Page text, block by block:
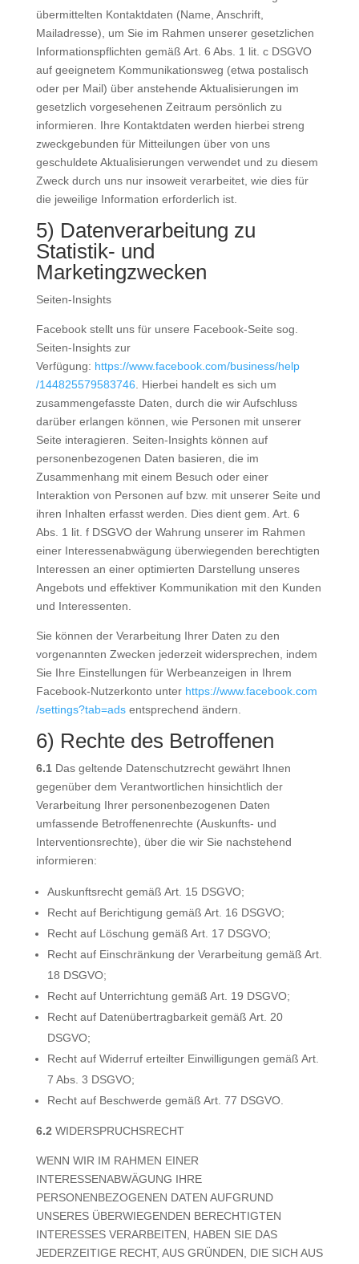
übermittelten Kontaktdaten (Name, Anschrift,
Mailadresse), um Sie im Rahmen unserer gesetzlichen
Informationspflichten gemäß Art. 6 Abs. 1 lit. c DSGVO
auf geeignetem Kommunikationsweg (etwa postalisch
oder per Mail) über anstehende Aktualisierungen im
gesetzlich vorgesehenen Zeitraum persönlich zu
informieren. Ihre Kontaktdaten werden hierbei streng
zweckgebunden für Mitteilungen über von uns
geschuldete Aktualisierungen verwendet und zu diesem
Zweck durch uns nur insoweit verarbeitet, wie dies für
die jeweilige Information erforderlich ist.
5) Datenverarbeitung zu
Statistik- und
Marketingzwecken
Seiten-Insights
Facebook stellt uns für unsere Facebook-Seite sog.
Seiten-Insights zur
Verfügung: https://www.facebook.com/business/help
/144825579583746 . Hierbei handelt es sich um
zusammengefasste Daten, durch die wir Aufschluss
darüber erlangen können, wie Personen mit unserer
Seite interagieren. Seiten-Insights können auf
personenbezogenen Daten basieren, die im
Zusammenhang mit einem Besuch oder einer
Interaktion von Personen auf bzw. mit unserer Seite und
ihren Inhalten erfasst werden. Dies dient gem. Art. 6
Abs. 1 lit. f DSGVO der Wahrung unserer im Rahmen
einer Interessenabwägung überwiegenden berechtigten
Interessen an einer optimierten Darstellung unseres
Angebots und effektiver Kommunikation mit den Kunden
und Interessenten.
Sie können der Verarbeitung Ihrer Daten zu den
vorgenannten Zwecken jederzeit widersprechen, indem
Sie Ihre Einstellungen für Werbeanzeigen in Ihrem
Facebook-Nutzerkonto unter https://www.facebook.com
/settings?tab=ads entsprechend ändern.
6) Rechte des Betroffenen
6.1Das geltende Datenschutzrecht gewährt Ihnen
gegenüber dem Verantwortlichen hinsichtlich der
Verarbeitung Ihrer personenbezogenen Daten
umfassende Betroffenenrechte (Auskunfts- und
Interventionsrechte), über die wir Sie nachstehend
informieren:
Auskunftsrecht gemäß Art. 15 DSGVO;
Recht auf Berichtigung gemäß Art. 16 DSGVO;
Recht auf Löschung gemäß Art. 17 DSGVO;
Recht auf Einschränkung der Verarbeitung gemäß Art.
18 DSGVO;
Recht auf Unterrichtung gemäß Art. 19 DSGVO;
Recht auf Datenübertragbarkeit gemäß Art. 20
DSGVO;
Recht auf Widerruf erteilter Einwilligungen gemäß Art.
7 Abs. 3 DSGVO;
Recht auf Beschwerde gemäß Art. 77 DSGVO.
6.2 WIDERSPRUCHSRECHT
WENN WIR IM RAHMEN EINER
INTERESSENABWÄGUNG IHRE
PERSONENBEZOGENEN DATEN AUFGRUND
UNSERES ÜBERWIEGENDEN BERECHTIGTEN
INTERESSES VERARBEITEN, HABEN SIE DAS
JEDERZEITIGE RECHT, AUS GRÜNDEN, DIE SICH AUS